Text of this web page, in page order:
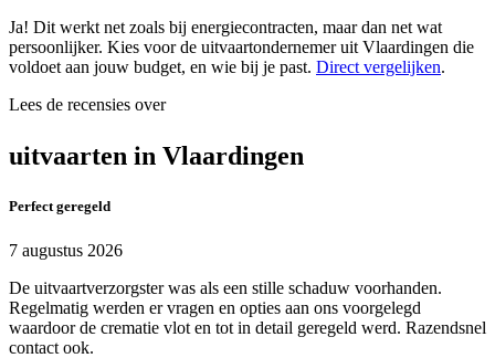
Ja! Dit werkt net zoals bij energiecontracten, maar dan net wat
persoonlijker. Kies voor de uitvaartondernemer uit Vlaardingen die
voldoet aan jouw budget, en wie bij je past. Direct vergelijken.
Lees de recensies over
uitvaarten in Vlaardingen
Perfect geregeld
7 augustus 2026
De uitvaartverzorgster was als een stille schaduw voorhanden.
Regelmatig werden er vragen en opties aan ons voorgelegd
waardoor de crematie vlot en tot in detail geregeld werd. Razendsnel
contact ook.